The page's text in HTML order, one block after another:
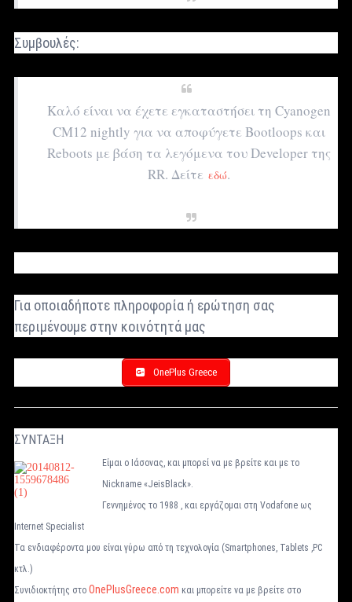
Συμβουλές:
Καλό είναι να έχετε εγκαταστήσει τη Cyanogen
CM12 nightly για να αποφύγετε Bootloops και
Reboots με βάση τα λεγόμενα του Developer της
RR. Δείτε εδώ.
Για οποιαδήποτε πληροφορία ή ερώτηση σας
περιμένουμε στην κοινότητά μας
OnePlus Greece
ΣΥΝΤΑΞΗ
Είμαι ο Ιάσονας, και μπορεί να με βρείτε και με το
Nickname «JeisBlack».
Γεννημένος το 1988 , και εργάζομαι στη Vodafone ως
Internet Specialist
Τα ενδιαφέροντα μου είναι γύρω από τη τεχνολογία (Smartphones, Tablets ,PC
κτλ.)
Συνιδιοκτήτης στο OnePlusGreece.com και μπορείτε να με βρείτε στο